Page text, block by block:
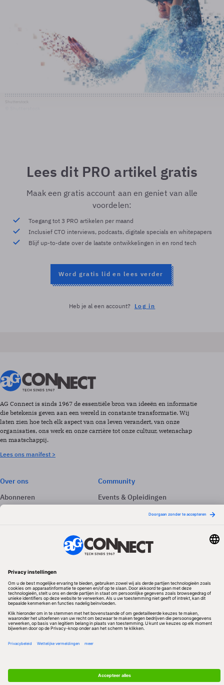
Lees dit PRO artikel gratis
Maak een gratis account aan en geniet van alle
voordelen:
Toegang tot 3 PRO artikelen per maand
Inclusief CTO interviews, podcasts, digitale specials en whitepapers
Blijf up-to-date over de laatste ontwikkelingen in en rond tech
Word gratis lid en lees verder
Heb je al een account? Log in
AG Connect is sinds 1967 de essentiële bron van ideeën en informatie
die betekenis geven aan een wereld in constante transformatie. Wij
laten zien hoe tech elk aspect van ons leven verandert, van onze
organisaties, ons werk en onze carrière tot onze cultuur, wetenschap
en maatschappij.
Lees ons manifest >
Over ons
Abonneren
Adverteren
Community
Events & Opleidingen
Volg ons
Redactionele partner
Algemene Voorwaarden & Copyrights